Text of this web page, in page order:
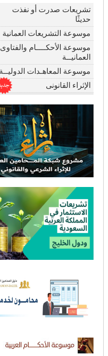
تشريعات صدرت أو نفذت
حديثًا
موسوعة التشريعات العمانية
موسوعة الأحكــــام والفتاوى
العمانيــة
موسوعة المعاهـدات الدوليــة
الإثراء القانونى